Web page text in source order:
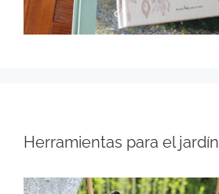
Herramientas para el jardín